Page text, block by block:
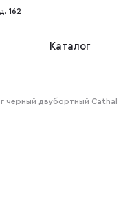
162
Каталог
черный двубортный Cathal